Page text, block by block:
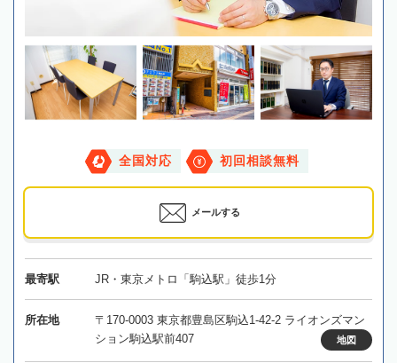
全国対応 初回相談無料
メールする
最寄駅 JR・東京メトロ「駒込駅」徒歩1分
所在地
〒170-0003 東京都豊島区駒込1-42-2 ライオンズマン
ション駒込駅前407
地図